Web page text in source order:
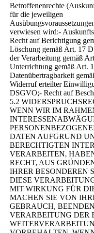
Betroffenenrechte
für die jeweiligen
verwiesen wird:-
Recht auf Berichtigung
Löschung gemäß Art. 17
der Verarbeitung gemäß
Unterrichtung gemäß Art.
Datenübertragbarkeit
Widerruf erteilter
DSGVO;- Recht auf
5.2
WENN WIR IM
DATEN AUFGRUND
BERECHTIGTEN
VERARBEITEN,
RECHT, AUS
IHRER BESONDEREN
DIESE
MIT WIRKUNG FÜR
MACHEN SIE VON
GEBRAUCH,
VERARBEITUNG DER